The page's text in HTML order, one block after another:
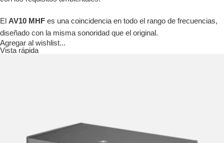
El AV10 MHF es una coincidencia en todo el rango de frecuencias,
diseñado con la misma sonoridad que el original.
Agregar al wishlist...
Vista rápida